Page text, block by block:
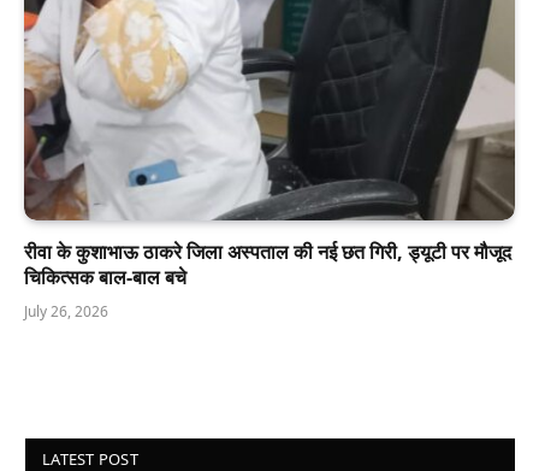
रीवा के कुशाभाऊ ठाकरे जिला अस्पताल की नई छत गिरी, ड्यूटी पर मौजूद
चिकित्सक बाल-बाल बचे
July 26, 2026
LATEST POST